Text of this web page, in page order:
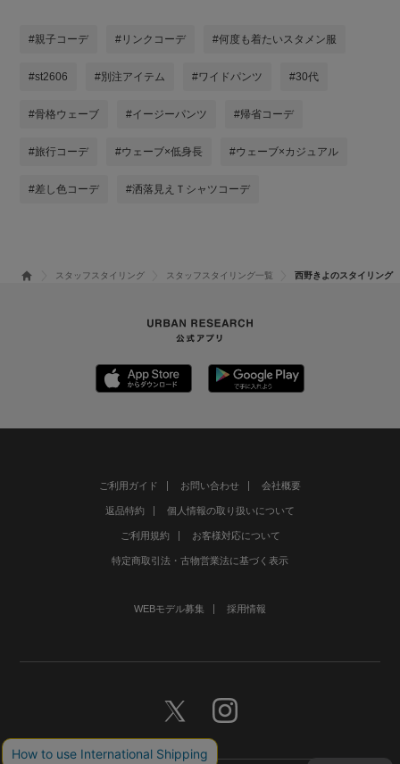
#親子コーデ #リンクコーデ #何度も着たいスタメン服
#st2606 #別注アイテム #ワイドパンツ #30代
#骨格ウェーブ #イージーパンツ #帰省コーデ
#旅行コーデ #ウェーブ×低身長 #ウェーブ×カジュアル
#差し色コーデ #洒落見えＴシャツコーデ
スタッフスタイリング スタッフスタイリング一覧 西野きよのスタイリング
ご利用ガイド お問い合わせ 会社概要
返品特約 個人情報の取り扱いについて
ご利用規約 お客様対応について
特定商取引法・古物営業法に基づく表示
WEBモデル募集 採用情報